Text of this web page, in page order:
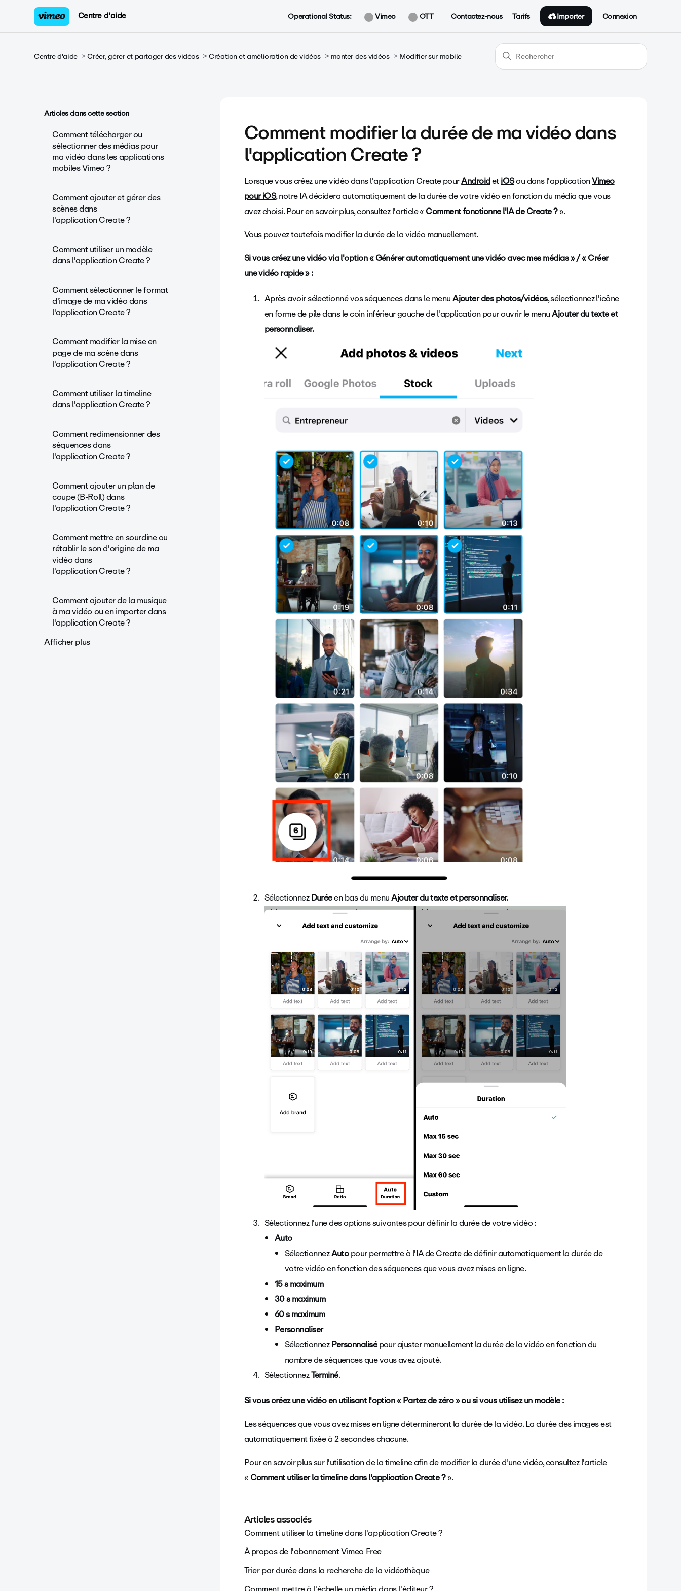
Centre d'aide Operational Status: Vimeo OTT Contactez-nous Tarifs Importer Connexion
Centre d'aide Créer, gérer et partager des vidéos Création et amélioration de vidéos monter des vidéos Modifier sur mobile
Articles dans cette section
Comment télécharger ou
sélectionner des médias pour
ma vidéo dans les applications
mobiles Vimeo ?
Comment ajouter et gérer des
scènes dans
l'application Create ?
Comment utiliser un modèle
dans l'application Create ?
Comment sélectionner le format
d'image de ma vidéo dans
l'application Create ?
Comment modifier la mise en
page de ma scène dans
l'application Create ?
Comment utiliser la timeline
dans l'application Create ?
Comment redimensionner des
séquences dans
l'application Create ?
Comment ajouter un plan de
coupe (B-Roll) dans
l'application Create ?
Comment mettre en sourdine ou
rétablir le son d'origine de ma
vidéo dans
l'application Create ?
Comment ajouter de la musique
à ma vidéo ou en importer dans
l'application Create ?
Afficher plus
Comment modifier la durée de ma vidéo dans
l'application Create ?
Lorsque vous créez une vidéo dans l'application Create pourAndroidetiOSou dans l'applicationVimeo
pour iOS, notre IA décidera automatiquement de la durée de votre vidéo en fonction du média que vous
avez choisi. Pour en savoir plus, consultez l'article «Comment fonctionne l'IA de Create ?».
Vous pouvez toutefois modifier la durée de la vidéo manuellement.
Si vous créez une vidéo via l'option « Générer automatiquement une vidéo avec mes médias » / « Créer
une vidéo rapide » :
Après avoir sélectionné vos séquences dans le menuAjouter des photos/vidéos, sélectionnez l'icône
en forme de pile dans le coin inférieur gauche de l'application pour ouvrir le menuAjouter du texte et
personnaliser.
SélectionnezDuréeen bas du menuAjouter du texte et personnaliser.
Sélectionnez l'une des options suivantes pour définir la durée de votre vidéo :
Auto
SélectionnezAutopour permettre à l'IA de Create de définir automatiquement la durée de
votre vidéo en fonction des séquences que vous avez mises en ligne.
15 s maximum
30 s maximum
60 s maximum
Personnaliser
SélectionnezPersonnalisépour ajuster manuellement la durée de la vidéo en fonction du
nombre de séquences que vous avez ajouté.
SélectionnezTerminé.
Si vous créez une vidéo en utilisant l'option « Partez de zéro » ou si vous utilisez un modèle :
Les séquences que vous avez mises en ligne détermineront la durée de la vidéo. La durée des images est
automatiquement fixée à 2 secondes chacune.
Pour en savoir plus sur l'utilisation de la timeline afin de modifier la durée d'une vidéo, consultez l'article
«Comment utiliser la timeline dans l'application Create ?».
Articles associés
Comment utiliser la timeline dans l'application Create ?
À propos de l'abonnement Vimeo Free
Trier par durée dans la recherche de la vidéothèque